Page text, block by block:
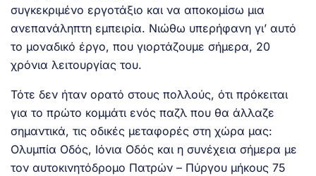
συγκεκριμένο εργοτάξιο και να αποκομίσω μια
ανεπανάληπτη εμπειρία. Νιώθω υπερήφανη γι’ αυτό
το μοναδικό έργο, που γιορτάζουμε σήμερα, 20
χρόνια λειτουργίας του.
Τότε δεν ήταν ορατό στους πολλούς, ότι πρόκειται
για το πρώτο κομμάτι ενός παζλ που θα άλλαζε
σημαντικά, τις οδικές μεταφορές στη χώρα μας:
Ολυμπία Οδός, Ιόνια Οδός και η συνέχεια σήμερα με
τον αυτοκινητόδρομο Πατρών – Πύργου μήκους 75